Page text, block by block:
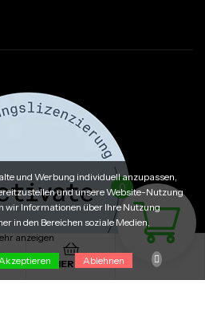
MERCH
und Werbung individuell anzupassen,
und unsere Website-Nutzung
wir Informationen über Ihre Nutzung
in den Bereichen soziale Medien,
anzeigen
Akzeptieren Ablehnen
0